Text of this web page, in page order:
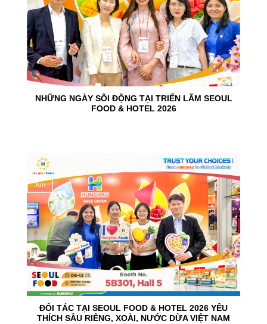
NHỮNG NGÀY SÔI ĐỘNG TẠI TRIỂN LÃM SEOUL
FOOD & HOTEL 2026
ĐỐI TÁC TẠI SEOUL FOOD & HOTEL 2026 YÊU
THÍCH SẦU RIÊNG, XOÀI, NƯỚC DỪA VIỆT NAM
10
Jun